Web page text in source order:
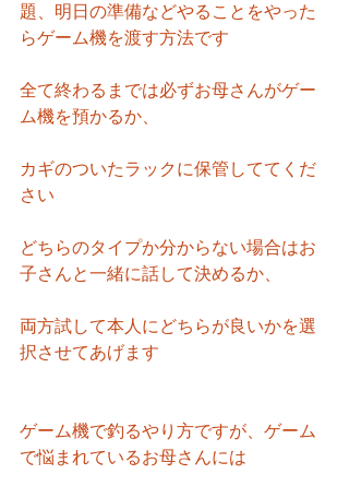
題、明日の準備などやることをやった
らゲーム機を渡す方法です
全て終わるまでは必ずお母さんがゲー
ム機を預かるか、
カギのついたラックに保管しててくだ
さい
どちらのタイプか分からない場合はお
子さんと一緒に話して決めるか、
両方試して本人にどちらが良いかを選
択させてあげます
ゲーム機で釣るやり方ですが、ゲーム
で悩まれているお母さんには